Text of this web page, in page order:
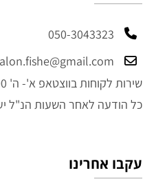
050-3043323
alon.fishe@gmail.com
שירות לקוחות בווצטאפ א'- ה' 9:00-14:00
כל הודעה לאחר השעות הנ"ל
עקבו אחרינו